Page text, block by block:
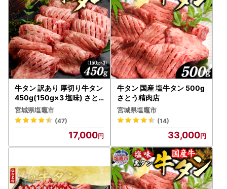
牛タン 訳あり 厚切り牛タン
450g(150g×3 塩味) さと
う精肉店
宮城県塩竈市
(47)
17,000
牛タン 国産 塩牛タン 500g
さとう精肉店
宮城県塩竈市
(14)
33,000